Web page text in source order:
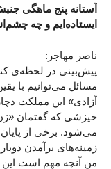
آستانه پنج‌ ماهگی
ایستاده‌ایم و چه
ناصر مهاجر:
پیش‌بینی در لحظه‌ی
مسائل می‌توانیم با
آزادی» این مملکت
خیزشی که گفتمان
می‌شود. برخی از
زمینه‌های برآمدن
من آنچه مهم است